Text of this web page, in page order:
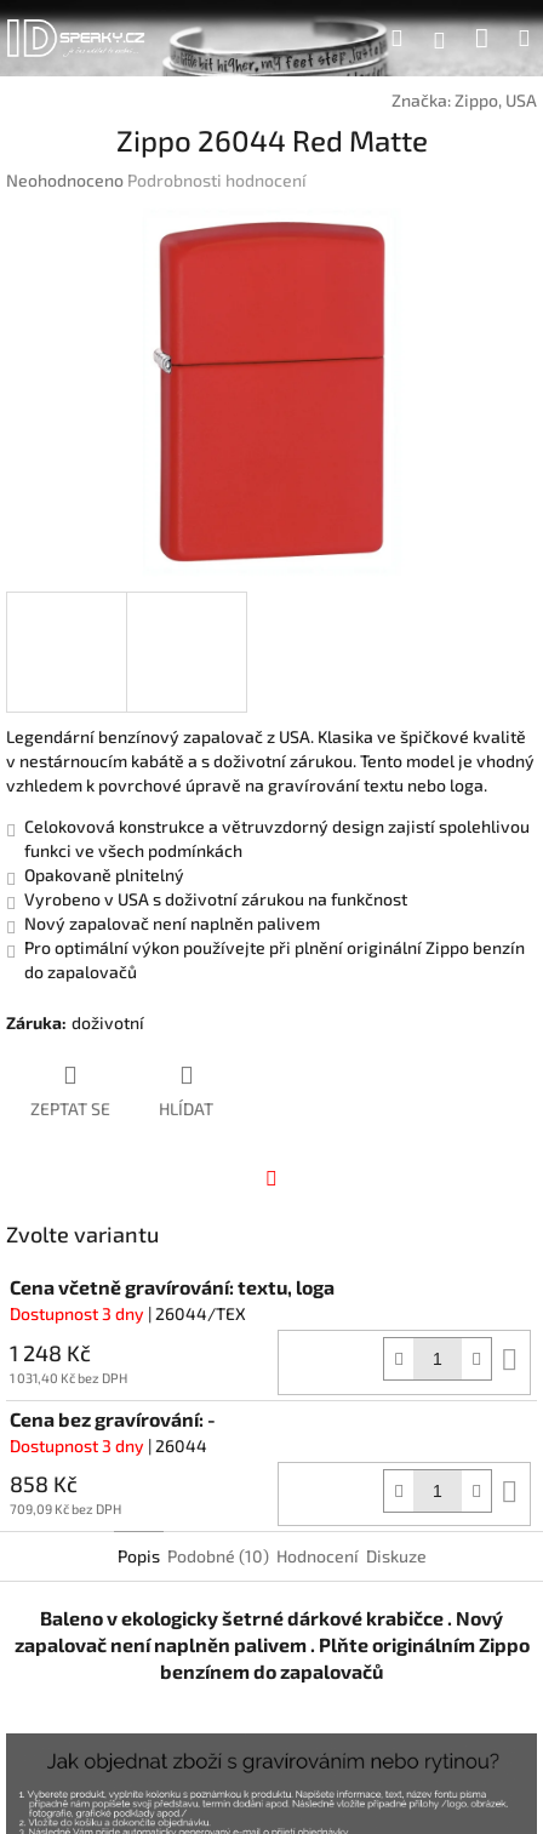
Přejít
na
obsah
Hledat
Značka:Zippo, USA
Zippo 26044 Red Matte
Průměrné
Neohodnoceno Podrobnosti hodnocení
Legendární benzínový zapalovač z USA. Klasika ve špičkové kvalitě
v nestárnoucím kabátě a s doživotní zárukou. Tento model je vhodný
vzhledem k povrchové úpravě na gravírování textu nebo loga.
Celokovová konstrukce a větruvzdorný design zajistí spolehlivou
funkci ve všech podmínkách
Opakovaně plnitelný
Vyrobeno v USA s doživotní zárukou na funkčnost
Nový zapalovač není naplněn palivem
Pro optimální výkon používejte při plnění originální Zippo benzín
do zapalovačů
Záruka: doživotní
ZEPTAT SE HLÍDAT
Zvolte variantu
Cena včetně gravírování: textu, loga
Dostupnost 3 dny | 26044/TEX
1 248 Kč
1 031,40 Kč bez DPH
Cena bez gravírování: -
Dostupnost 3 dny | 26044
858 Kč
709,09 Kč bez DPH
Popis Podobné (10) Hodnocení Diskuze
Baleno v ekologicky šetrné dárkové krabičce . Nový
zapalovač není naplněn palivem . Plňte originálním Zippo
benzínem do zapalovačů